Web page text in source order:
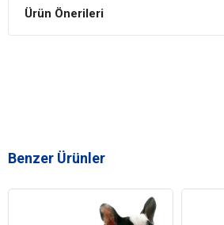
S/M beden almanız gerekmektedir.
Ürün Önerileri
Benzer Ürünler